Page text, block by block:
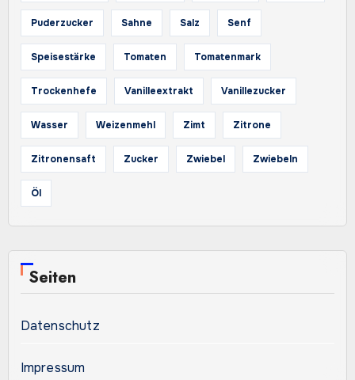
Puderzucker Sahne Salz Senf
Speisestärke Tomaten Tomatenmark
Trockenhefe Vanilleextrakt Vanillezucker
Wasser Weizenmehl Zimt Zitrone
Zitronensaft Zucker Zwiebel Zwiebeln
Öl
Seiten
Datenschutz
Impressum